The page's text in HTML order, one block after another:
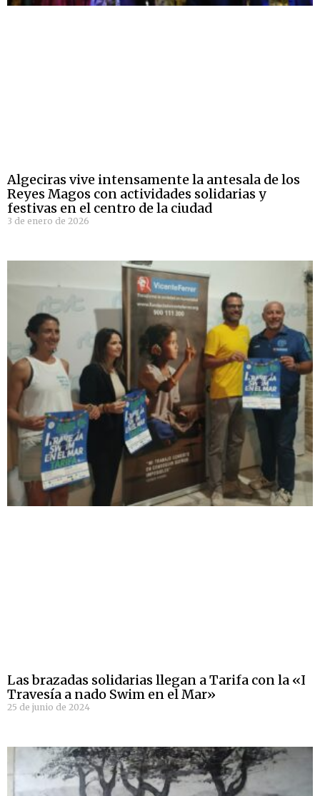
Algeciras vive intensamente la antesala de los
Reyes Magos con actividades solidarias y
festivas en el centro de la ciudad
3 de enero de 2026
Las brazadas solidarias llegan a Tarifa con la «I
Travesía a nado Swim en el Mar»
25 de junio de 2024